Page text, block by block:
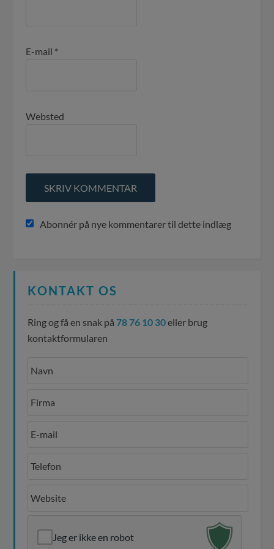
E-mail *
Websted
Abonnér på nye kommentarer til dette indlæg
KONTAKT OS
Ring og få en snak på78 76 10 30eller brug
kontaktformularen
Jeg er ikke en robot